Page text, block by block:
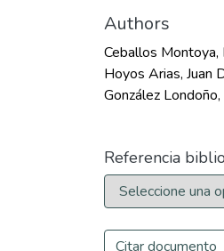
Authors
Ceballos Montoya,
Hoyos Arias, Juan
González Londoño,
Referencia
Citar documento